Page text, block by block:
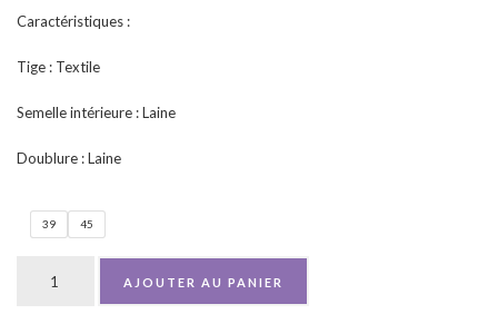
Caractéristiques :
Tige : Textile
Semelle intérieure : Laine
Doublure : Laine
39 45
AJOUTER AU PANIER